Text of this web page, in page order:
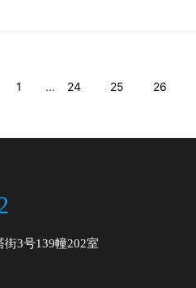
1 ... 24 25 26
3号139幢202室